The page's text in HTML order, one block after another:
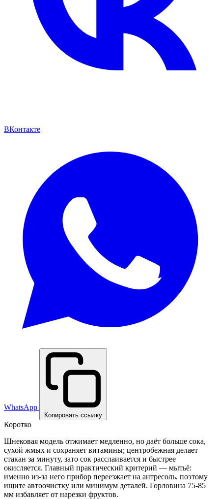
ВКонтакте
WhatsApp
Копировать ссылку
Коротко
Шнековая модель отжимает медленно, но даёт больше сока,
сухой жмых и сохраняет витамины; центробежная делает
стакан за минуту, зато сок расслаивается и быстрее
окисляется. Главный практический критерий — мытьё:
именно из-за него прибор переезжает на антресоль, поэтому
ищите автоочистку или минимум деталей. Горловина 75-85
мм избавляет от нарезки фруктов.